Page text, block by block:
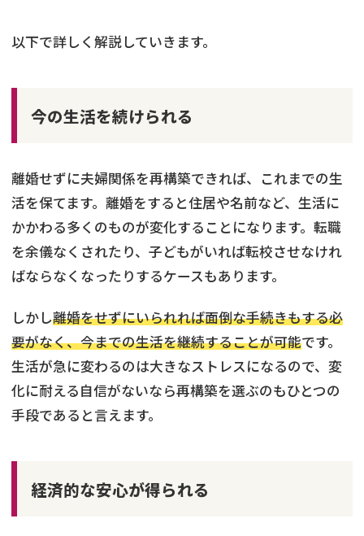
以下で詳しく解説していきます。
今の生活を続けられる
離婚せずに夫婦関係を再構築できれば、これまでの生
活を保てます。離婚をすると住居や名前など、生活に
かかわる多くのものが変化することになります。転職
を余儀なくされたり、子どもがいれば転校させなけれ
ばならなくなったりするケースもあります。
しかし離婚をせずにいられれば面倒な手続きもする必
要がなく、今までの生活を継続することが可能です。
生活が急に変わるのは大きなストレスになるので、変
化に耐える自信がないなら再構築を選ぶのもひとつの
手段であると言えます。
経済的な安心が得られる